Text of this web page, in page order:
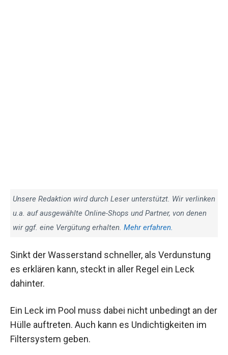
Unsere Redaktion wird durch Leser unterstützt. Wir verlinken
u.a. auf ausgewählte Online-Shops und Partner, von denen
wir ggf. eine Vergütung erhalten. Mehr erfahren.
Sinkt der Wasserstand schneller, als Verdunstung
es erklären kann, steckt in aller Regel ein Leck
dahinter.
Ein Leck im Pool muss dabei nicht unbedingt an der
Hülle auftreten. Auch kann es Undichtigkeiten im
Filtersystem geben.